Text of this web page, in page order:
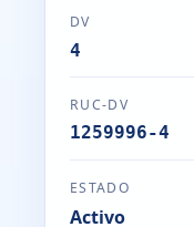
DV
4
RUC-DV
1259996-4
ESTADO
Activo